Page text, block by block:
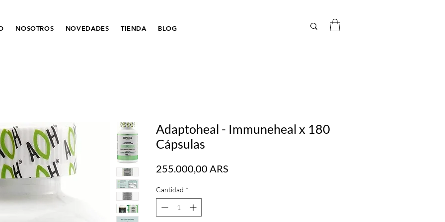
NOSOTROS NOVEDADES TIENDA BLOG
Adaptoheal - Immuneheal x 180
Cápsulas
255.000,00 ARS
Cantidad *